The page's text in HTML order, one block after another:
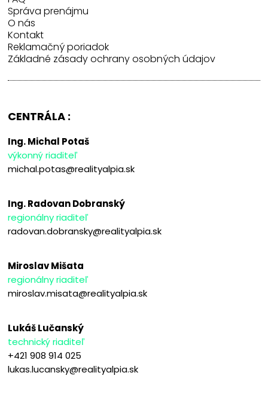
Správa prenájmu
O nás
Kontakt
Reklamačný poriadok
Základné zásady ochrany osobných údajov
CENTRÁLA :
Ing. Michal Potaš
výkonný riaditeľ
michal.potas@realityalpia.sk
Ing. Radovan Dobranský
regionálny riaditeľ
radovan.dobransky@realityalpia.sk
Miroslav Mišata
regionálny riaditeľ
miroslav.misata@realityalpia.sk
Lukáš Lučanský
technický riaditeľ
+421 908 914 025
lukas.lucansky@realityalpia.sk